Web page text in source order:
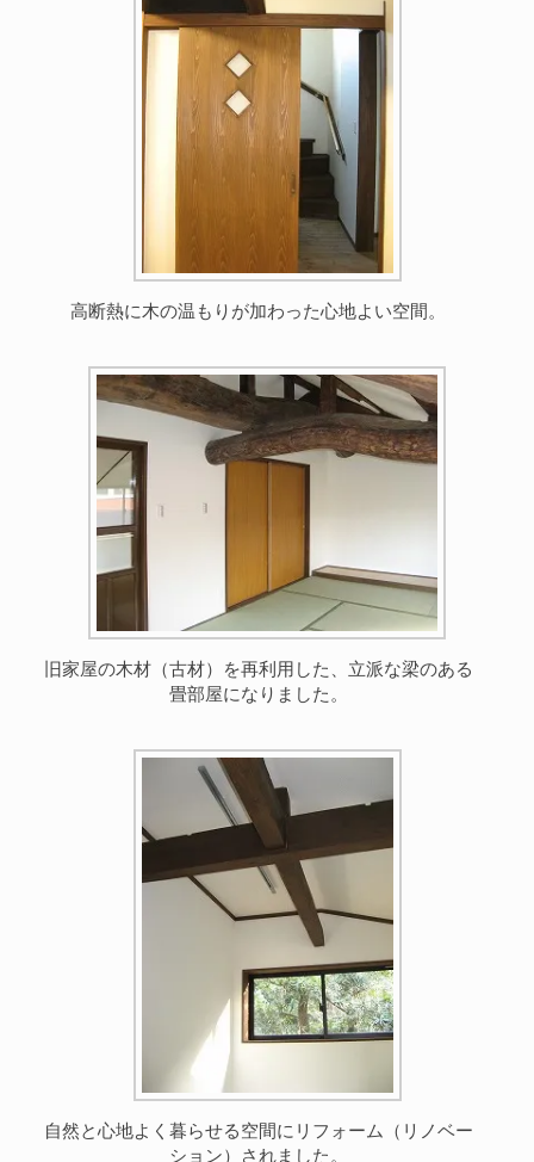
高断熱に木の温もりが加わった心地よい空間。
旧家屋の木材（古材）を再利用した、立派な梁のある
畳部屋になりました。
自然と心地よく暮らせる空間にリフォーム（リノベー
ション）されました。